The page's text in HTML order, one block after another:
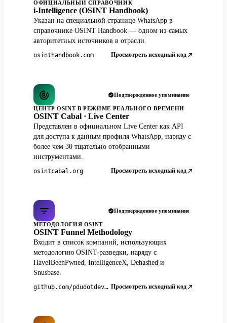
ОФИЦИАЛЬНЫЙ СПРАВОЧНИК
i-Intelligence (OSINT Handbook)
Указан на специальной странице WhatsApp в
справочнике OSINT Handbook — одном из самых
авторитетных источников в отрасли.
osinthandbook.com Просмотреть исходный код
Подтвержденное упоминание
ЦЕНТР OSINT В РЕЖИМЕ РЕАЛЬНОГО ВРЕМЕНИ
OSINT Cabal · Live Center
Представлен в официальном Live Center как API
для доступа к данным профиля WhatsApp, наряду с
более чем 30 тщательно отобранными
инструментами.
osintcabal.org Просмотреть исходный код
Подтвержденное упоминание
МЕТОДОЛОГИЯ OSINT
OSINT Funnel Methodology
Входит в список компаний, использующих
методологию OSINT-разведки, наряду с
HaveIBeenPwned, IntelligenceX, Dehashed и
Snusbase.
github.com/pdudotdev/ofm Просмотреть исходный код